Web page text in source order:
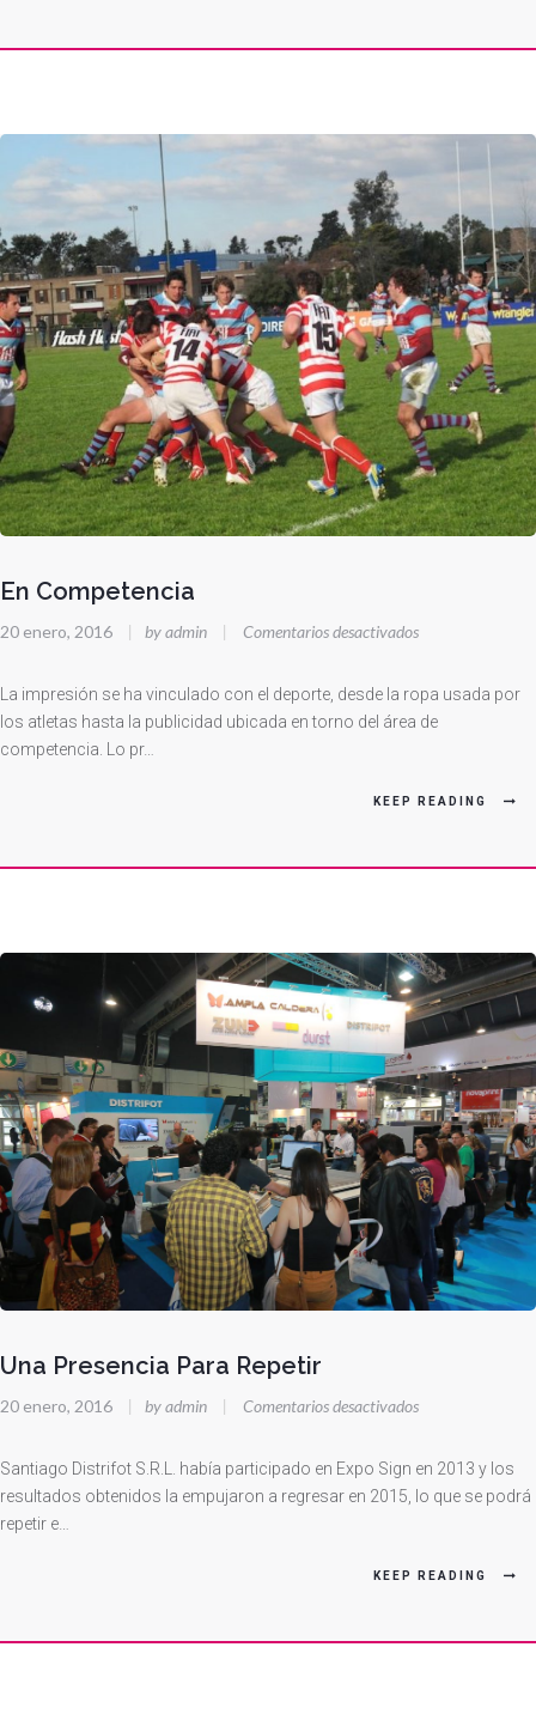
En Competencia
20 enero, 2016 | by admin | Comentarios desactivadosen
Competencia
La impresión se ha vinculado con el deporte, desde la ropa usada por
los atletas hasta la publicidad ubicada en torno del área de
competencia. Lo pr…
KEEP READING
Una Presencia Para Repetir
20 enero, 2016 | by admin | Comentarios desactivadosen
Presencia
Para
Santiago Distrifot S.R.L. había participado en Expo Sign en 2013 y los
resultados obtenidos la empujaron a regresar en 2015, lo que se podrá
repetir e…
KEEP READING